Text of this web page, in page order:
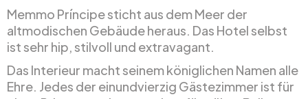
Memmo Príncipe sticht aus dem Meer der
altmodischen Gebäude heraus. Das Hotel selbst
ist sehr hip, stilvoll und extravagant.
Das Interieur macht seinem königlichen Namen alle
Ehre. Jedes der einundvierzig Gästezimmer ist für